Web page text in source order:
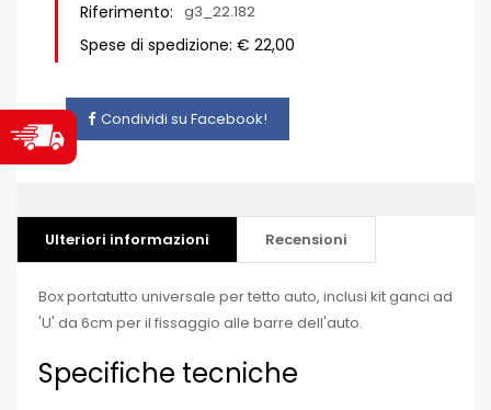
Riferimento: g3_22.182
Spese di spedizione: € 22,00
Condividi su Facebook!
Ulteriori informazioni Recensioni
Box portatutto universale per tetto auto, inclusi kit ganci ad
'U' da 6cm per il fissaggio alle barre dell'auto.
Specifiche tecniche